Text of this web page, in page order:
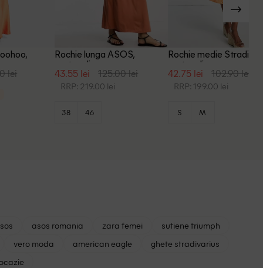
lei
Rochie lunga ASOS,
portocaliu
43.55 lei 125.00 lei
RRP: 219.00 lei
38 46
Rochie medie
portocaliu
42.75 lei 102.90 lei
RRP: 199.00 lei
S M
asos romania zara femei
sutiene triumph
vero moda american eagle
ghete stradivarius